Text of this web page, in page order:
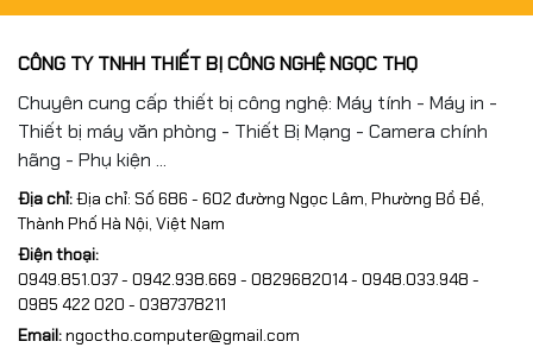
CÔNG TY TNHH THIẾT BỊ CÔNG NGHỆ NGỌC THỌ
Chuyên cung cấp thiết bị công nghệ: Máy tính - Máy in -
Thiết bị máy văn phòng - Thiết Bị Mạng - Camera chính
hãng - Phụ kiện ...
Địa chỉ:Địa chỉ: Số 686 - 602 đường Ngọc Lâm, Phường Bồ Đề,
Thành Phố Hà Nội, Việt Nam
Điện thoại:
0949.851.037 - 0942.938.669 - 0829682014 - 0948.033.948 -
0985 422 020 - 0387378211
Email:ngoctho.computer@gmail.com